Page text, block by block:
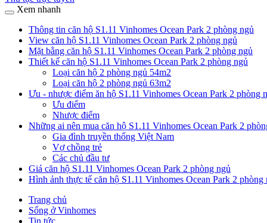
Xem nhanh
Thông tin căn hộ S1.11 Vinhomes Ocean Park 2 phòng ngủ
View căn hộ S1.11 Vinhomes Ocean Park 2 phòng ngủ
Mặt bằng căn hộ S1.11 Vinhomes Ocean Park 2 phòng ngủ
Thiết kế căn hộ S1.11 Vinhomes Ocean Park 2 phòng ngủ
Loại căn hộ 2 phòng ngủ 54m2
Loại căn hộ 2 phòng ngủ 63m2
Ưu - nhược điểm ăn hộ S1.11 Vinhomes Ocean Park 2 phòng
Ưu điểm
Nhược điểm
Những ai nên mua căn hộ S1.11 Vinhomes Ocean Park 2
Gia đình truyền thống Việt Nam
Vợ chồng trẻ
Các chủ đầu tư
Giá căn hộ S1.11 Vinhomes Ocean Park 2 phòng ngủ
Hình ảnh thực tế căn hộ S1.11 Vinhomes Ocean Park 2 phòng
Trang chủ
Sống ở Vinhomes
Tin tức